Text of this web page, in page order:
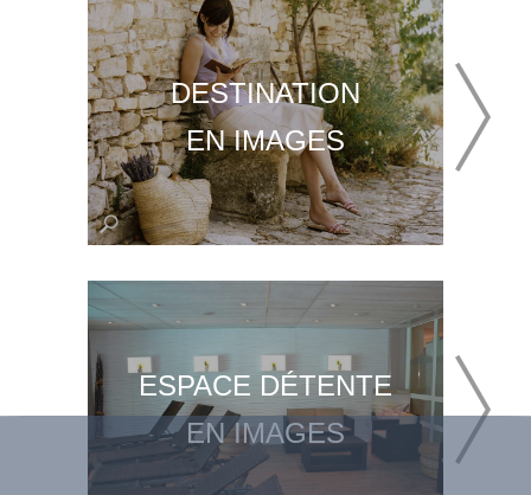
DESTINATION
EN IMAGES
ESPACE DÉTENTE
EN IMAGES